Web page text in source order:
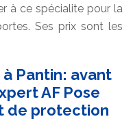
à ce spécialite pour la
Ses prix sont les
Pantin: avant
AF Pose
de protection